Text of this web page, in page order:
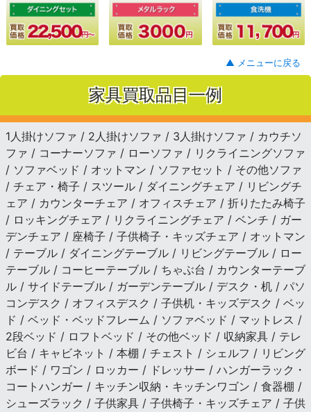
▲ メニューに戻る
家具買取品目一例
1人掛けソファ / 2人掛けソファ / 3人掛けソファ / カウチソ
ファ / コーナーソファ / ローソファ / リクライニングソファ
/ ソファベッド / オットマン / ソファセット / その他ソファ
/ チェア・椅子 / スツール / ダイニングチェア / リビングチ
ェア / カウンターチェア / オフィスチェア / 折りたたみ椅子
/ ロッキングチェア / リクライニングチェア / ベンチ / ガー
デンチェア / 座椅子 / 子供椅子・キッズチェア / オットマン
/ テーブル / ダイニングテーブル / リビングテーブル / ロー
テーブル / コーヒーテーブル / ちゃぶ台 / カウンターテーブ
ル / サイドテーブル / ガーデンテーブル / デスク・机 / パソ
コンデスク / オフィスデスク / 子供机・キッズデスク / ベッ
ド / ベッド・ベッドフレーム / ソファベッド / マットレス /
2段ベッド / ロフトベッド / その他ベッド / 収納家具 / テレ
ビ台 / キャビネット / 本棚 / チェスト / シェルフ / リビング
ボード / ワゴン / ロッカー / ドレッサー / ハンガーラック・
コートハンガー / キッチン収納・キッチンワゴン / 食器棚 /
シューズラック / 子供家具 / 子供椅子・キッズチェア / 子供